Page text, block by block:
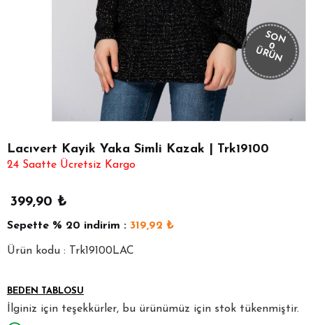
SON
0
ÜRÜN
Lacıvert Kayik Yaka Simli Kazak | Trk19100
24 Saatte Ücretsiz Kargo
399,90 ₺
Sepette % 20 indirim : 319,92 ₺
Ürün kodu : Trk19100LAC
BEDEN TABLOSU
İlginiz için teşekkürler, bu ürünümüz için stok tükenmiştir.